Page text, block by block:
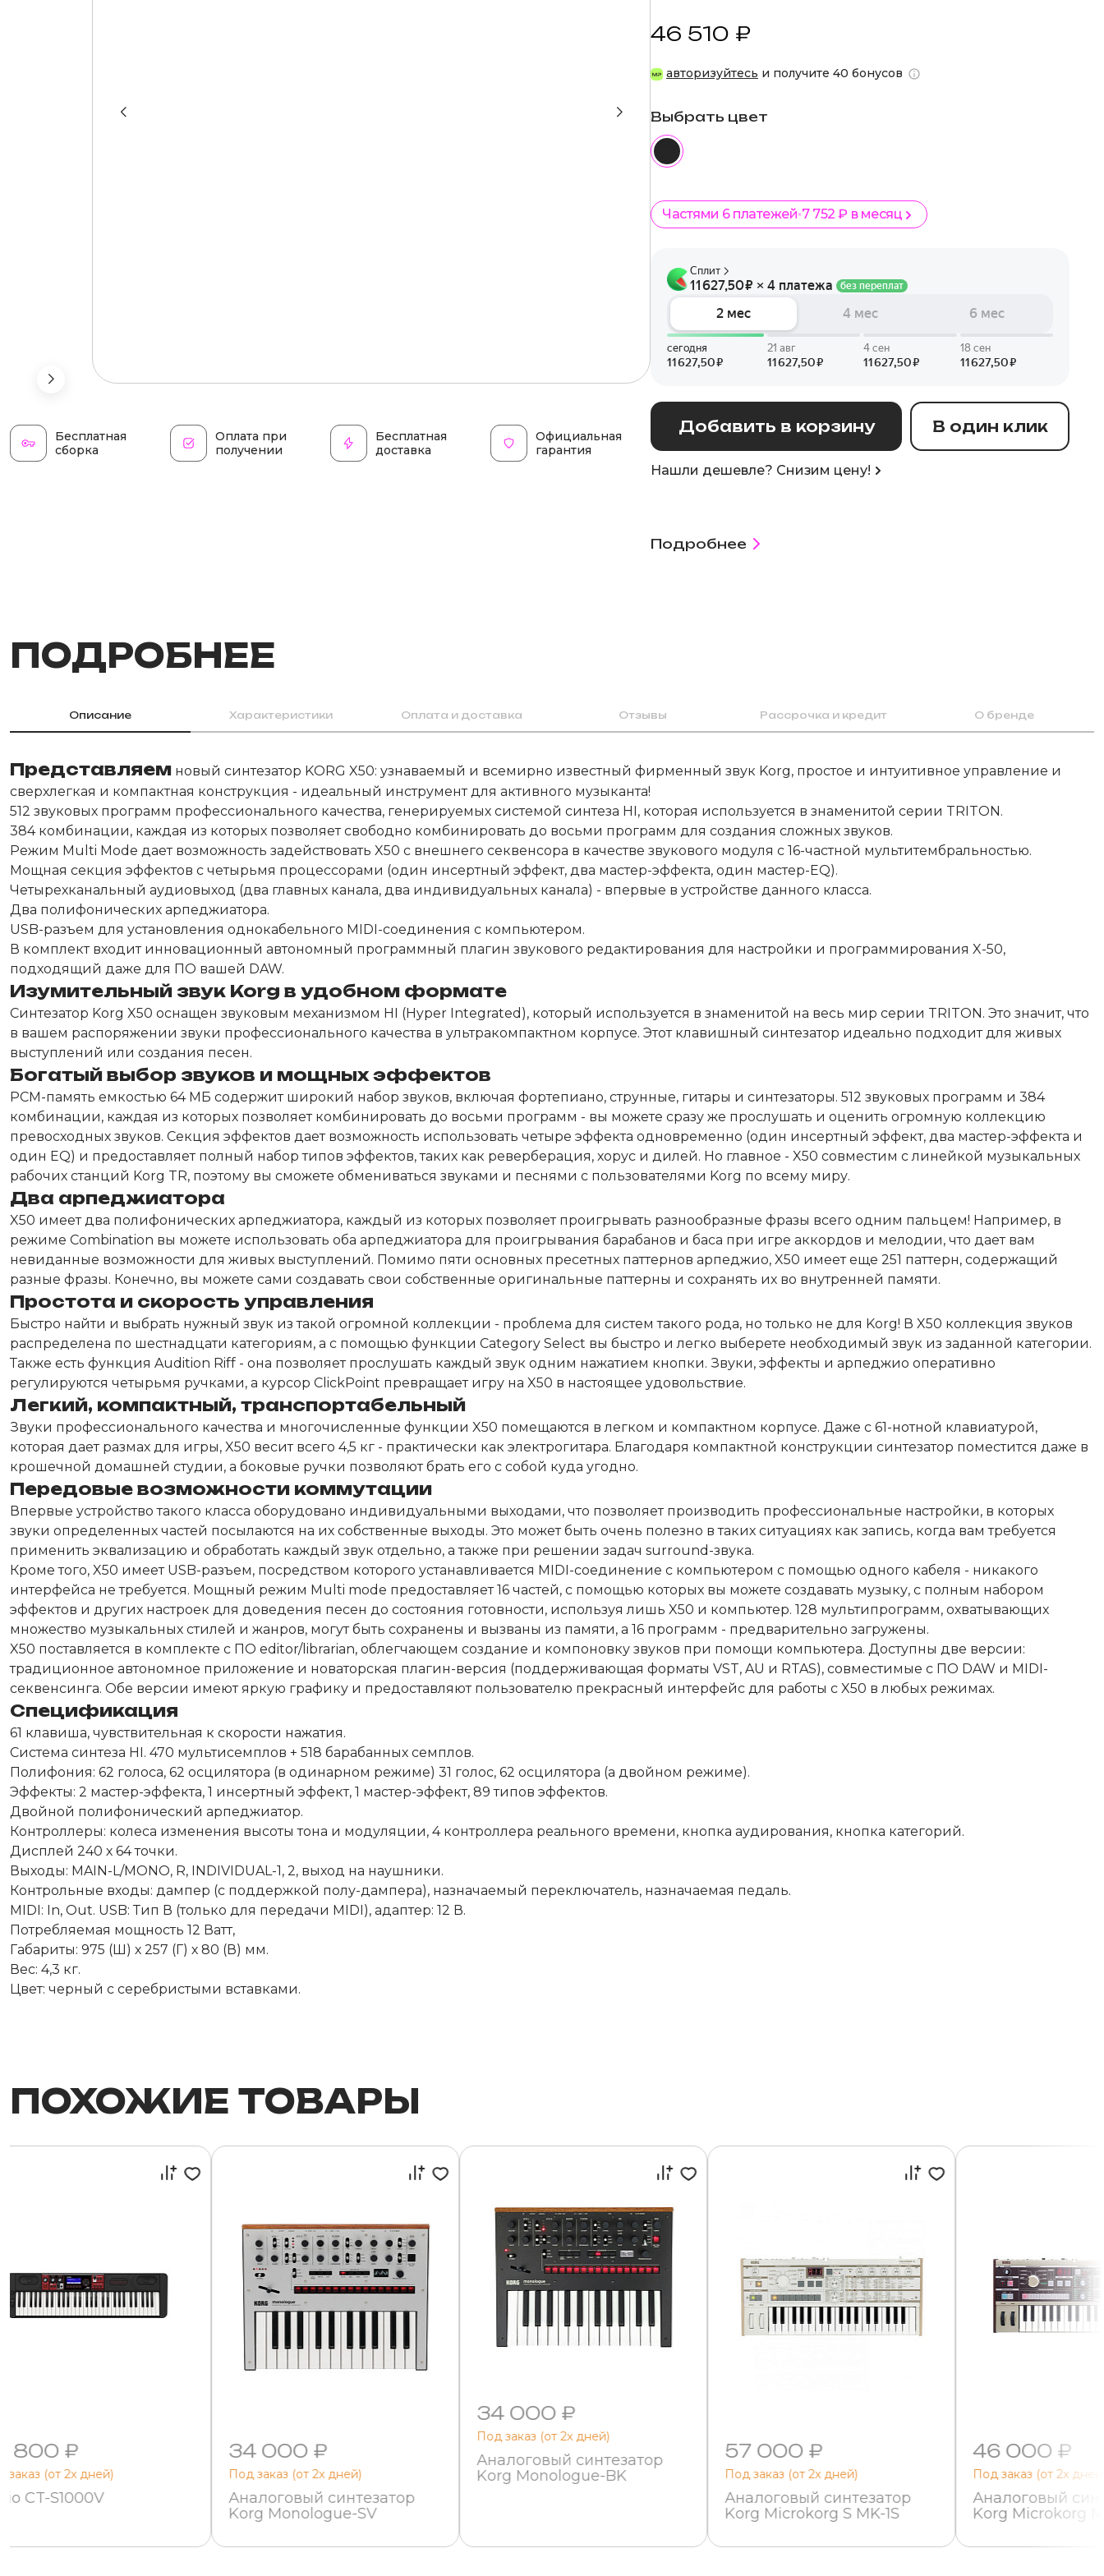
Бесплатная
сборка
Оплата при
получении
Бесплатная
доставка
Официальная
гарантия
46 510 ₽
авторизуйтесь и получите 40 бонусов
Выбрать цвет
Частями 6 платежей 7 752 ₽ в месяц
Добавить в корзину В один клик
Нашли дешевле? Снизим цену!
Подробнее
ПОДРОБНЕЕ
Описание Характеристики Оплата и доставка Отзывы Рассрочка и кредит О бренде
Представляем новый синтезатор KORG X50: узнаваемый и всемирно известный фирменный звук Korg, простое и интуитивное управление и
сверхлегкая и компактная конструкция - идеальный инструмент для активного музыканта!
512 звуковых программ профессионального качества, генерируемых системой синтеза HI, которая используется в знаменитой серии TRITON.
384 комбинации, каждая из которых позволяет свободно комбинировать до восьми программ для создания сложных звуков.
Режим Multi Mode дает возможность задействовать X50 с внешнего секвенсора в качестве звукового модуля с 16-частной мультитембральностью.
Мощная секция эффектов с четырьмя процессорами (один инсертный эффект, два мастер-эффекта, один мастер-EQ).
Четырехканальный аудиовыход (два главных канала, два индивидуальных канала) - впервые в устройстве данного класса.
Два полифонических арпеджиатора.
USB-разъем для установления однокабельного MIDI-соединения с компьютером.
В комплект входит инновационный автономный программный плагин звукового редактирования для настройки и программирования X-50,
подходящий даже для ПО вашей DAW.
Изумительный звук Korg в удобном формате
Синтезатор Korg X50 оснащен звуковым механизмом HI (Hyper Integrated), который используется в знаменитой на весь мир серии TRITON. Это значит, что
в вашем распоряжении звуки профессионального качества в ультракомпактном корпусе. Этот клавишный синтезатор идеально подходит для живых
выступлений или создания песен.
Богатый выбор звуков и мощных эффектов
PCM-память емкостью 64 МБ содержит широкий набор звуков, включая фортепиано, струнные, гитары и синтезаторы. 512 звуковых программ и 384
комбинации, каждая из которых позволяет комбинировать до восьми программ - вы можете сразу же прослушать и оценить огромную коллекцию
превосходных звуков. Секция эффектов дает возможность использовать четыре эффекта одновременно (один инсертный эффект, два мастер-эффекта и
один EQ) и предоставляет полный набор типов эффектов, таких как реверберация, хорус и дилей. Но главное - X50 совместим с линейкой музыкальных
рабочих станций Korg TR, поэтому вы сможете обмениваться звуками и песнями с пользователями Korg по всему миру.
Два арпеджиатора
X50 имеет два полифонических арпеджиатора, каждый из которых позволяет проигрывать разнообразные фразы всего одним пальцем! Например, в
режиме Combination вы можете использовать оба арпеджиатора для проигрывания барабанов и баса при игре аккордов и мелодии, что дает вам
невиданные возможности для живых выступлений. Помимо пяти основных пресетных паттернов арпеджио, X50 имеет еще 251 паттерн, содержащий
разные фразы. Конечно, вы можете сами создавать свои собственные оригинальные паттерны и сохранять их во внутренней памяти.
Простота и скорость управления
Быстро найти и выбрать нужный звук из такой огромной коллекции - проблема для систем такого рода, но только не для Korg! В X50 коллекция звуков
распределена по шестнадцати категориям, а с помощью функции Category Select вы быстро и легко выберете необходимый звук из заданной категории.
Также есть функция Audition Riff - она позволяет прослушать каждый звук одним нажатием кнопки. Звуки, эффекты и арпеджио оперативно
регулируются четырьмя ручками, а курсор ClickPoint превращает игру на X50 в настоящее удовольствие.
Легкий, компактный, транспортабельный
Звуки профессионального качества и многочисленные функции X50 помещаются в легком и компактном корпусе. Даже с 61-нотной клавиатурой,
которая дает размах для игры, X50 весит всего 4,5 кг - практически как электрогитара. Благодаря компактной конструкции синтезатор поместится даже в
крошечной домашней студии, а боковые ручки позволяют брать его с собой куда угодно.
Передовые возможности коммутации
Впервые устройство такого класса оборудовано индивидуальными выходами, что позволяет производить профессиональные настройки, в которых
звуки определенных частей посылаются на их собственные выходы. Это может быть очень полезно в таких ситуациях как запись, когда вам требуется
применить эквализацию и обработать каждый звук отдельно, а также при решении задач surround-звука.
Кроме того, X50 имеет USB-разъем, посредством которого устанавливается MIDI-соединение с компьютером с помощью одного кабеля - никакого
интерфейса не требуется. Мощный режим Multi mode предоставляет 16 частей, с помощью которых вы можете создавать музыку, с полным набором
эффектов и других настроек для доведения песен до состояния готовности, используя лишь X50 и компьютер. 128 мультипрограмм, охватывающих
множество музыкальных стилей и жанров, могут быть сохранены и вызваны из памяти, а 16 программ - предварительно загружены.
X50 поставляется в комплекте с ПО editor/librarian, облегчающем создание и компоновку звуков при помощи компьютера. Доступны две версии:
традиционное автономное приложение и новаторская плагин-версия (поддерживающая форматы VST, AU и RTAS), совместимые с ПО DAW и MIDI-
секвенсинга. Обе версии имеют яркую графику и предоставляют пользователю прекрасный интерфейс для работы с X50 в любых режимах.
Спецификация
61 клавиша, чувствительная к скорости нажатия.
Система синтеза HI. 470 мультисемплов + 518 барабанных семплов.
Полифония: 62 голоса, 62 осцилятора (в одинарном режиме) 31 голос, 62 осцилятора (а двойном режиме).
Эффекты: 2 мастер-эффекта, 1 инсертный эффект, 1 мастер-эффект, 89 типов эффектов.
Двойной полифонический арпеджиатор.
Контроллеры: колеса изменения высоты тона и модуляции, 4 контроллера реального времени, кнопка аудирования, кнопка категорий.
Дисплей 240 х 64 точки.
Выходы: MAIN-L/MONO, R, INDIVIDUAL-1, 2, выход на наушники.
Контрольные входы: дампер (с поддержкой полу-дампера), назначаемый переключатель, назначаемая педаль.
MIDI: In, Out. USB: Тип В (только для передачи MIDI), адаптер: 12 В.
Потребляемая мощность 12 Ватт,
Габариты: 975 (Ш) х 257 (Г) х 80 (В) мм.
Вес: 4,3 кг.
Цвет: черный с серебристыми вставками.
ПОХОЖИЕ ТОВАРЫ
800 ₽
заказ (от 2х дней)
CT-S1000V
34 000 ₽
Под заказ (от 2х дней)
Аналоговый синтезатор
Korg Monologue-SV
34 000 ₽
Под заказ (от 2х дней)
Аналоговый синтезатор
Korg Monologue-BK
57 000 ₽
Под заказ (от 2х дней)
Аналоговый синтезатор
Korg Microkorg S MK-1S
46 000 ₽
Под заказ (от 2х
Аналоговый
Korg Microkorg